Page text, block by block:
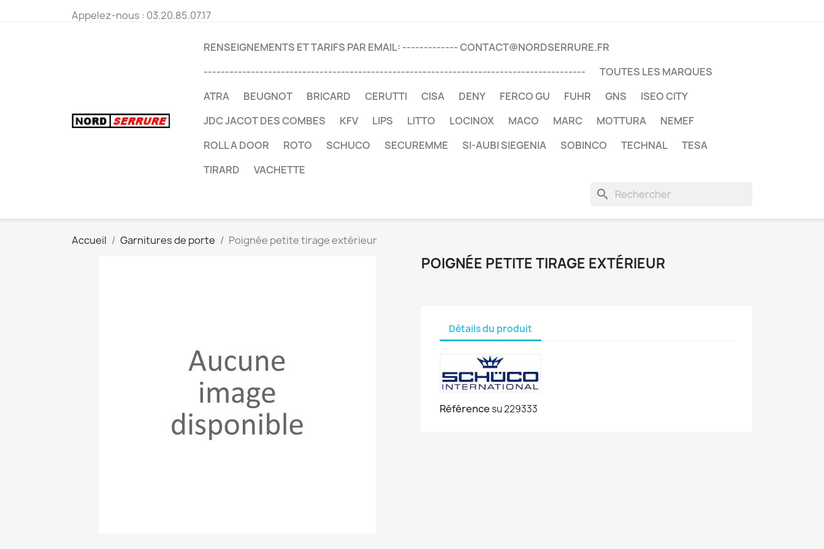
Appelez-nous : 03.20.85.07.17
RENSEIGNEMENTS ET TARIFS PAR EMAIL: ------------- CONTACT@NORDSERRURE.FR
-----------------------------------------------------------------------------------------
TOUTES LES MARQUES
ATRA
BEUGNOT BRICARD CERUTTI CISA DENY FERCO GU FUHR GNS
ISEO CITY
JDC JACOT DES COMBES
KFV LIPS LITTO LOCINOX MACO MARC MOTTURA
NEMEF
ROLL A DOOR
ROTO SCHUCO SECUREMME SI-AUBI SIEGENIA SOBINCO TECHNAL
TESA
TIRARD
VACHETTE
search
Accueil Garnitures de porte Poignée petite tirage extérieur
POIGNÉE PETITE TIRAGE EXTÉRIEUR
Détails du produit
Référencesu 229333